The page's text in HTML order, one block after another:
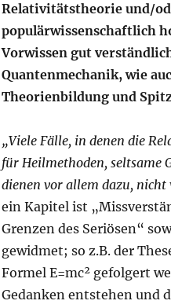
Relativitätstheorie und/
populärwissenschaftlich
Vorwissen gut
Quantenmechanik, wie
Theorienbildung und
„Viele Fälle, in denen die
für Heilmethoden, seltsame
dienen vor allem dazu,
ein Kapitel ist
Grenzen des Seriösen“
gewidmet; so z.B. der
Formel E=mc² gefolgert
Gedanken entstehen und